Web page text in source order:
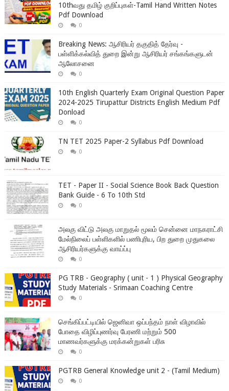
10thவது தமிழ் குறிப்புகள்-Tamil Hand Written Notes
Pdf Download
0
Breaking News: ஆசிரியர் தகுதித் தேர்வு -
பள்ளிக்கல்வித் துறை இன்று ஆசிரியர் சங்கங்களுடன்
ஆலோசனை
0
10th English Quarterly Exam Original Question Paper
2024-2025 Tirupattur Districts English Medium Pdf
Donload
0
TN TET 2025 Paper-2 Syllabus Pdf Download
0
TET - Paper II - Social Science Book Back Question
Bank Guide - 6 To 10th Std
0
அலகு விட்டு அலகு மாறுதல் மூலம் சென்னை மாநகராட்சி
மேல்நிலைப் பள்ளிகளில் பணிபுரிய, பிற துறை முதுகலை
ஆசிரியர்களுக்கு வாய்ப்பு
0
PG TRB - Geography ( unit - 1 ) Physical Geography
Study Materials - Srimaan Coaching Centre
0
செங்கிப்பட்டியில் ஜெனிவா ஒப்பந்தம் நாள் விழாவில்
போதை விழிப்புணர்வு பேரணி மற்றும் 500
மாணவர்களுக்கு மரக்கன்றுகள் பரிசு
0
PGTRB General Knowledge unit 2 - (Tamil Medium)
0